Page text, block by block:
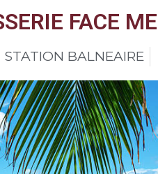
FACE
STATION BALNEAIRE